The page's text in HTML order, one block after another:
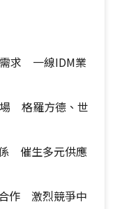
求 一線IDM業
場 格羅方德、世
催生多元供應
作 激烈競爭中